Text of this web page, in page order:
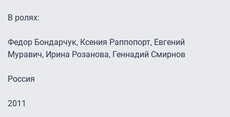
В ролях:
Федор Бондарчук, Ксения Раппопорт, Евгений
Муравич, Ирина Розанова, Геннадий Смирнов
Россия
2011